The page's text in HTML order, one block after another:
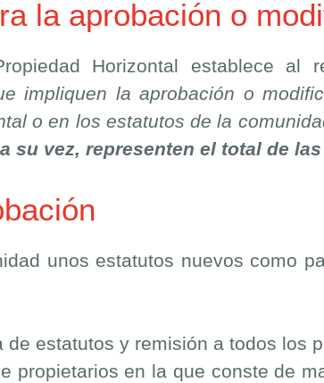
la aprobación o
Horizontal establece al
impliquen la aprobación o
o en los estatutos de la
su vez, representen el total de
unos estatutos nuevos como
de estatutos y remisión a todos los
propietarios en la que conste de